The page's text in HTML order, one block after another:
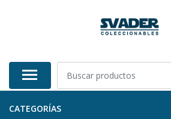
CATEGORÍAS